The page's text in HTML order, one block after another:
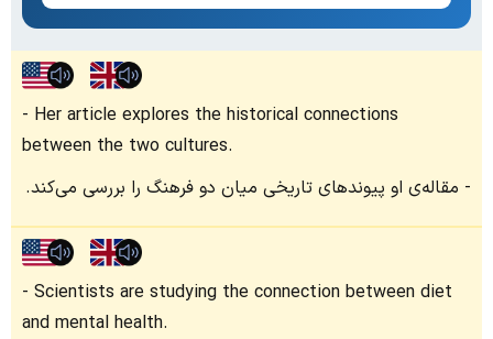
Her article explores the historical connections
between the two cultures.
مقاله‌ی او پیوندهای تاریخی میان دو فرهنگ را بررسی می‌کند.
Scientists are studying the connection between diet
and mental health.